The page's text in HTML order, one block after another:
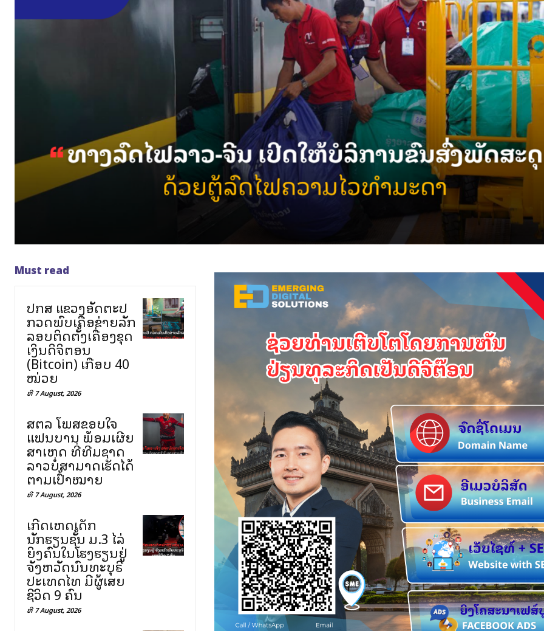
Must read
ປກສ ແຂວງອັດຕະປື
ກວດພົບເຄືອຂ່າຍລັກ
ລອບຕິດຕັ້ງເຄື່ອງຂຸດ
ເງິນດິຈິຕອນ
(Bitcoin) ເກືອບ 40
ໝ່ວຍ
ທີ 7 August, 2026
ສຕລ ໂພສຂອບໃຈ
ແຟນບານ ພ້ອມເຜີຍ
ສາເຫດ ທີ່ທີມຊາດ
ລາວບໍ່ສາມາດເຮັດໄດ້
ຕາມເປົ້າໝາຍ
ທີ 7 August, 2026
ເກີດເຫດເດັກ
ນັກຮຽນຊັ້ນ ມ.3 ໄລ່
ຍິງຄົນໃນໂຮງຮຽນຢູ່
ຈັງຫວັດນົນທະບຸຣີ
ປະເທດໄທ ມີຜູ້ເສຍ
ຊີວິດ 9 ຄົນ
ທີ 7 August, 2026